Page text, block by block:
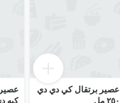
عصير برتقال كي دي دي
٢٥٠ مل
كيه دي